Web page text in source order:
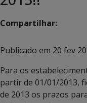
Compartilhar:
Publicado em 20 fev
Para os
partir de 01/01/2013,
de 2013 os prazos